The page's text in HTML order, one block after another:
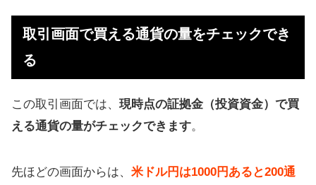
取引画面で買える通貨の量をチェックでき
る
この取引画面では、 現時点の証拠金（投資資金）で買
える通貨の量がチェックできます。
先ほどの画面からは、 米ドル円は1000円あると200通